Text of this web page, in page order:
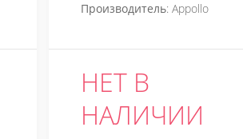
Производитель: Appollo
НЕТ В
НАЛИЧИИ